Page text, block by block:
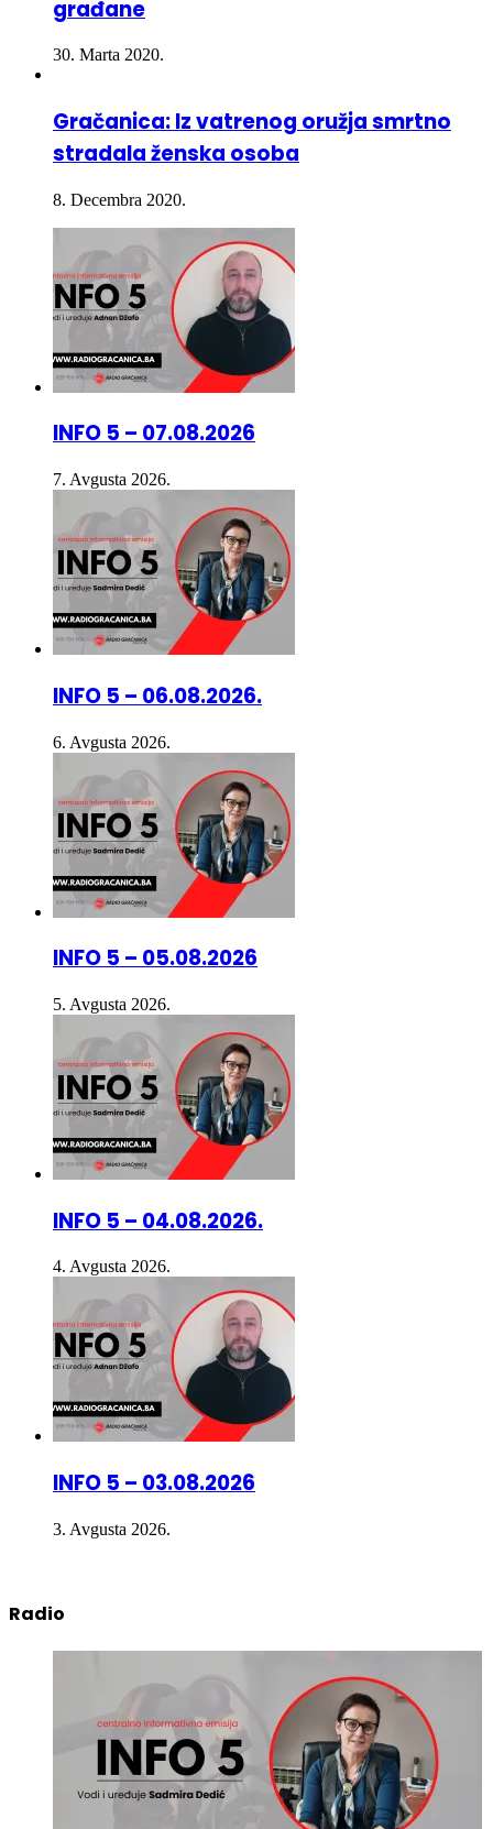
30. Marta 2020.
stradala ženska osoba
8. Decembra 2020.
INFO 5 – 07.08.2026
7. Avgusta 2026.
INFO 5 – 06.08.2026.
6. Avgusta 2026.
INFO 5 – 05.08.2026
5. Avgusta 2026.
INFO 5 – 04.08.2026.
4. Avgusta 2026.
INFO 5 – 03.08.2026
3. Avgusta 2026.